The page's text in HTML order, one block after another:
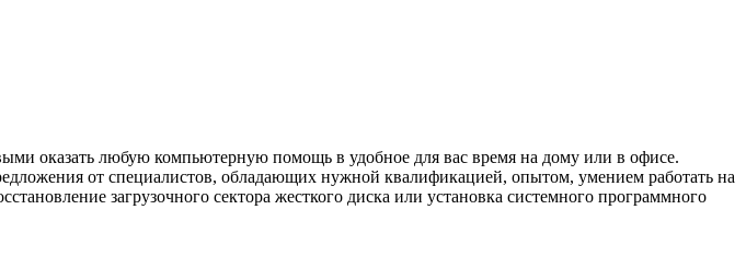
оказать любую компьютерную помощь в удобное для вас время на дому или в офисе.
от специалистов, обладающих нужной квалификацией, опытом, умением работать на
загрузочного сектора жесткого диска или установка системного программного